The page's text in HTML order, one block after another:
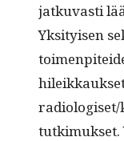
jatku­vasti
Yksi­tyisen
tutkimuk­set.